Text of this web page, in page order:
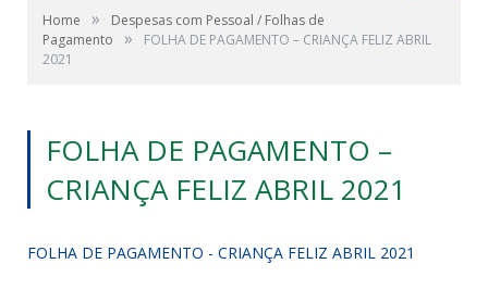
Home »
Despesas com Pessoal / Folhas de
Pagamento
»
FOLHA DE PAGAMENTO – CRIANÇA FELIZ ABRIL
2021
FOLHA DE PAGAMENTO –
CRIANÇA FELIZ ABRIL 2021
FOLHA DE PAGAMENTO - CRIANÇA FELIZ ABRIL 2021